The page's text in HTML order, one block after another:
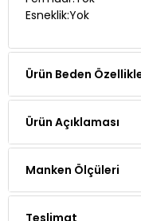
Ürün Beden
Ürün Açıklaması
Manken Ölçüleri
Teslimat